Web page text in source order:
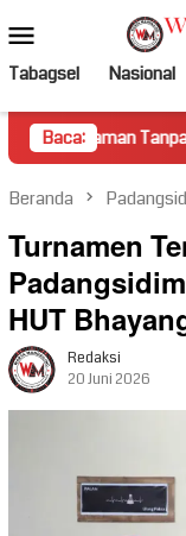
ke
kontenMobile
Tabagsel Nasional
Baca:Dasar Hukum
Beranda
Turnamen
HUT
Redaksi
20 Juni 2026